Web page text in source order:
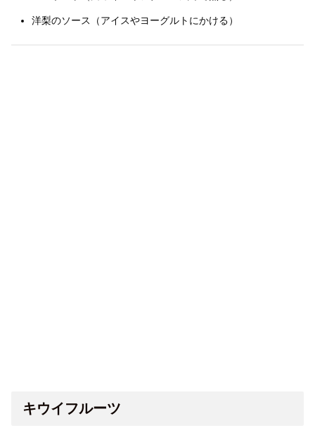
洋梨のソース（アイスやヨーグルトにかける）
キウイフルーツ